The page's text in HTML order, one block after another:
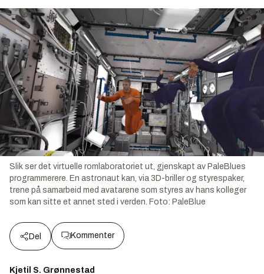
Slik ser det virtuelle romlaboratoriet ut, gjenskapt av PaleBlues
programmerere. En astronaut kan, via 3D-briller og styrespaker,
trene på samarbeid med avatarene som styres av hans kolleger
som kan sitte et annet sted i verden. Foto: PaleBlue
Del Kommenter
Kjetil S. Grønnestad